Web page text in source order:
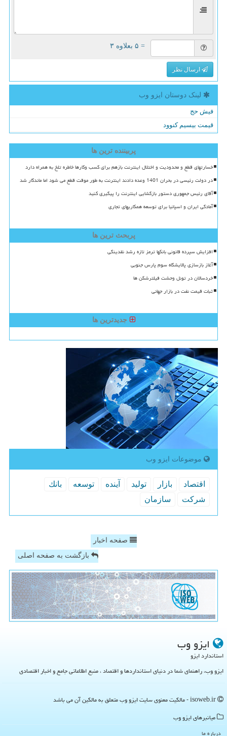
= ۵ بعلاوه ۳
ارسال نظر
لینک دوستان ایزو وب
فیش حج
قیمت بیسیم کنوود
پربیننده ترین ها
خسارتهای قطع و محدودیت و اختلال اینترنت بازهم برای کسب وکارها خاطره تلخ به همراه دارد
در دولت رئیسی در بحران 1401 وعده دادند اینترنت به طور موقت قطع می شود اما ماندگار شد
آقای رئیس جمهوری دستور بازگشایی اینترنت را پیگیری کنید
آمادگی ایران و اسپانیا برای توسعه همکاریهای تجاری
پربحث ترین ها
افزایش سپرده قانونی بانکها ترمز تازه رشد نقدینگی
آغاز بازسازی پالایشگاه سوم پارس جنوبی
خردسالان در تونل وحشت فیلترشکن ها
ثبات قیمت نفت در بازار جهانی
جدیدترین ها
موضوعات ایزو وب
اقتصاد بازار تولید آینده توسعه
بانك
شركت
سازمان
صفحه اخبار
بازگشت به صفحه اصلی
ایزو وب
استاندارد ایزو
ایزو وب، راهنمای شما در دنیای استانداردها و اقتصاد ، منبع اطلاعاتی جامع و اخبار اقتصادی
میانبرهای ایزو وب
درباره ما